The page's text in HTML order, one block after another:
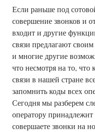
Если раньше под
совершение звонков и
входит и другие
связи предлагают
и многие другие
что несмотря на то, что
связи в нашей стране
запомнить коды всех
Сегодня мы разберем
оператору
совершаете звонки на